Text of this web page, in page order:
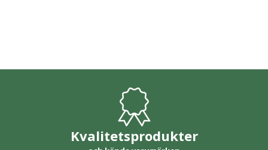
Kvalitetsprodukter